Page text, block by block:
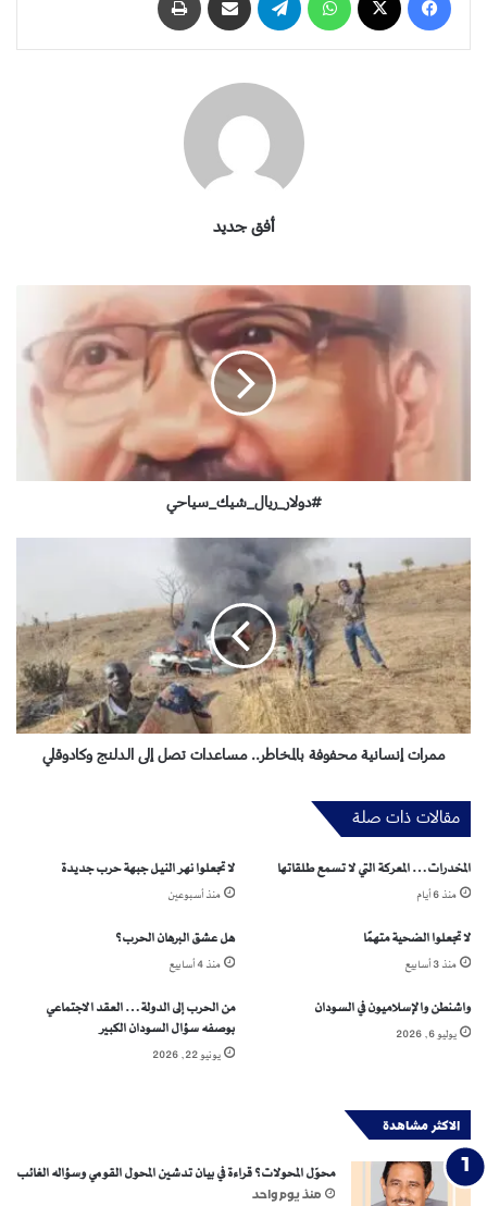
أفق جديد
ي
ش
ي
ك
_
س
ي
ا
ح
#دولار_ريال_شيك_سياحي
م
ر
ا
ت
إ
ن
س
ا
ة
ف
و
ة
ب
ل
م
.
م
ممرات إنسانية محفوفة بالمخاطر.. مساعدات تصل إلى الدلنج وكادوقلي
مقالات ذات صلة
المخدرات… المعركة التي لا تسمع طلقاتها
منذ 6 أيام
لا تجعلوا نهر النيل جبهة حرب جديدة
منذ أسبوعين
لا تجعلوا الضحية متهمًا
منذ 3 أسابيع
هل عشق البرهان الحرب؟
منذ 4 أسابيع
واشنطن والإسلاميون في السودان
يوليو 6, 2026
من الحرب إلى الدولة… العقد الاجتماعي
بوصفه سؤال السودان الكبير
يونيو 22, 2026
الاكثر مشاهدة
محوّل المحولات؟ قراءة في بيان تدشين المحول القومي وسؤاله الغائب
منذ يوم واحد